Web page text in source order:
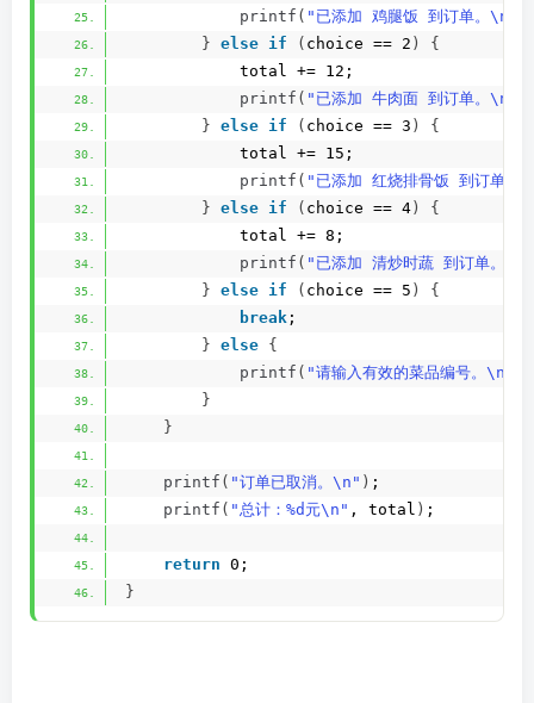
printf ( "已添加 鸡腿饭 到订单。\n"
} else if ( choice == 2 )
{
            total += 12;
printf ( "已添加 牛肉面 到订单。\n"
} else if ( choice == 3 )
{
            total += 15;
printf ( "已添加 红烧排骨饭 到订单。
} else if ( choice == 4 )
{
            total += 8;
printf ( "已添加 清炒时蔬 到订单。\n"
} else if ( choice == 5 )
{
break ;
} else {
printf ( "请输入有效的菜品编号。\n"
}
}
printf ( "订单已取消。\n" ) ;
printf ( "总计：%d元\n" , total ) ;
return 0;
}